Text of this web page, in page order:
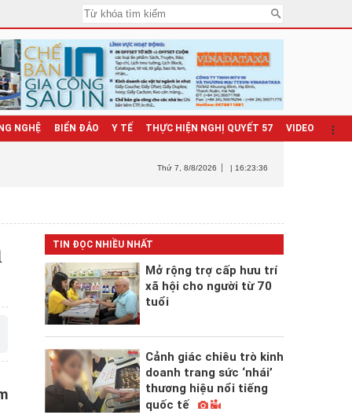
NGHỆ BIỂN ĐẢO Y TẾ THỰC HIỆN NGHỊ QUYẾT 57 VIDEO
Thứ 7 , 8/8/2026 | 16:23:38
TIN ĐỌC NHIỀU NHẤT
Mở rộng trợ cấp hưu trí
xã hội cho người từ 70
tuổi
Cảnh giác chiêu trò kinh
doanh trang sức ‘nhái’
thương hiệu nổi tiếng
quốc tế